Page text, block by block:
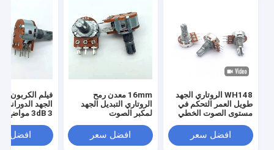
WH148 الروتاري الجهد
طويل العمر التحكم في
مستوى الصوت الخطي
الجهد فيلم الكربون
مقياس الجهد للصوت
افضل سعر
16mm معدن رمح
الروتاري التبديل الجهد
لمكبر الصوت
افضل سعر
فيلم الكربون
الجهد الدوراني
افضل